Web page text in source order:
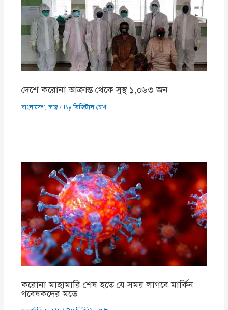
দেশে করোনা আক্রান্ত থেকে সুস্থ ১,০৬৩ জন
বাংলাদেশ,স্বাস্থ/ Byডিজিটাল চোখ
করোনা মাহামারি শেষ হতে যে সময় লাগবে মার্কিন
গবেষকদের মতে